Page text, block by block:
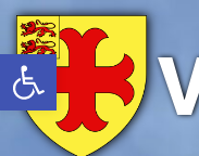
Ouvrir la barre d’outils
Aller
au
contenu